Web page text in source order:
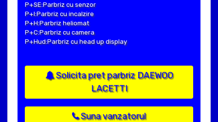
P+SE:Parbriz cu senzor
P+I:Parbriz cu incalzire
P+H:Parbriz heliomat
P+C:Parbriz cu camera
P+Hud:Parbriz cu head up display
Solicita pret parbriz DAEWOO
LACETTI
Suna vanzatorul